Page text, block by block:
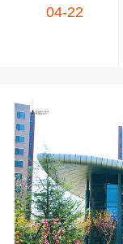
04-22